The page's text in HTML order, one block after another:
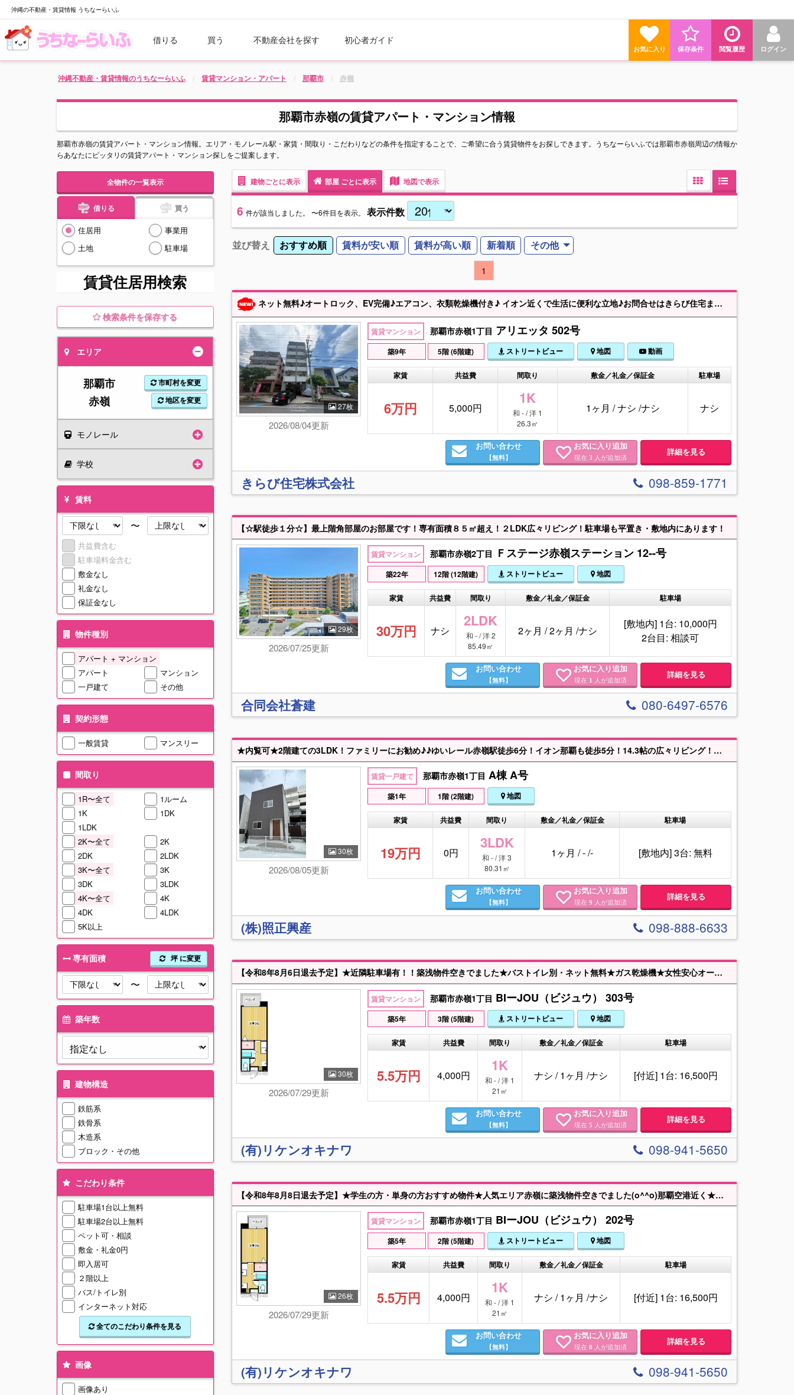
沖縄の不動産・賃貸情報 うちなーらいふ
借りる 買う 不動産会社を探す 初心者ガイド
ログイン
閲覧履歴
保存条件
お気に入り
沖縄不動産・賃貸情報のうちなーらいふ 賃貸マンション・アパート 那覇市 赤嶺
那覇市赤嶺の賃貸アパート・マンション情報
那覇市赤嶺の賃貸アパート・マンション情報。エリア・モノレール駅・家賃・間取り・こだわりなどの条件を指定することで、ご希望に合う賃貸物件をお探しできます。うちなーらいふでは那覇市赤嶺周辺の情報か
らあなたにピッタリの賃貸アパート・マンション探しをご提案します。
全物件の一覧表示
借りる 買う
住居用
事業用
土地
駐車場
賃貸住居用検索
検索条件を保存する
エリア
那覇市 市町村を変更
赤嶺 地区を変更
モノレール
学校
賃料
〜
共益費含む
駐車場料金含む
敷金なし
礼金なし
保証金なし
物件種別
アパート + マンション
アパート
マンション
一戸建て
その他
契約形態
一般賃貸 マンスリー
間取り
1R〜全て
1ルーム
1K
1DK
1LDK
2K〜全て
2K
2DK
2LDK
3K〜全て
3K
3DK
3LDK
4K〜全て
4K
4DK
4LDK
5K以上
専有面積 坪 に変更
〜
築年数
建物構造
鉄筋系
鉄骨系
木造系
ブロック・その他
こだわり条件
駐車場1台以上無料
駐車場2台以上無料
ペット可・相談
敷金・礼金0円
即入居可
２階以上
バス/トイレ別
インターネット対応
全てのこだわり条件を見る
画像
画像あり
建物ごとに表示 部屋ごとに表示 地図で表示
6 件が該当しました。 〜6件目を表示。 表示件数
並び替え おすすめ順 賃料が安い順 賃料が高い順 新着順 その他
1
ネット無料♪オートロック、EV完備♪エアコン、衣類乾燥機付き♪ イオン近くで生活に便利な立地♪お問合せはきらび住宅まで！098-859-1771
27枚
2026/08/04更新
賃貸マンション 那覇市赤嶺1丁目 アリエッタ 502号
築9年 5階 (6階建) ストリートビュー 地図 動画
家賃 共益費 間取り 敷金／礼金／保証金 駐車場
6万円 5,000円
1K
和 - / 洋 1
26.3㎡
1ヶ月 /ナシ /ナシ ナシ
お問い合わせ
【無料】
お気に入り追加
現在3 人が追加済 詳細を見る
きらび住宅株式会社 098-859-1771
【☆駅徒歩１分☆】最上階角部屋のお部屋です！専有面積８５㎡超え！２LDK広々リビング！駐車場も平置き・敷地内にあります！
29枚
2026/07/25更新
賃貸マンション 那覇市赤嶺2丁目 Ｆステージ赤嶺ステーション 12--号
築22年 12階 (12階建) ストリートビュー 地図
家賃 共益費 間取り 敷金／礼金／保証金 駐車場
30万円 ナシ
2LDK
和 - / 洋 2
85.49㎡
2ヶ月 /2ヶ月 /ナシ
[敷地内] 1台: 10,000円
2台目: 相談可
お問い合わせ
【無料】
お気に入り追加
現在 1 人が追加済 詳細を見る
合同会社蒼建 080-6497-6576
★内覧可★2階建ての3LDK！ファミリーにお勧め♪♪ゆいレール赤嶺駅徒歩6分！イオン那覇も徒歩5分！14.3帖の広々リビング！対面キッチンです♪エアコン付きで夏も涼しい♪※非設備システムキッチンで3つ口コンロ付きです！カラーモニターホンでお客様の顔が見れます♪脱衣所にガス衣類乾燥機＆室内物干し設置予定なので、雨の日のお洗濯も安心ですね！BS付きです！独立洗面台もありますよ♪浴槽もありますのでゆっくりお風呂に入れますね♪トイレは1階と2階にあるので家族が多い方も安心！★収納豊富★リビングに収納あり！キッチンの床下にも収納があるので、お荷物の多い方にもうれしいですね！2階の各お部屋にも収納ありますよ！
30枚
2026/08/05更新
賃貸一戸建て 那覇市赤嶺1丁目 A棟 A号
築1年 1階 (2階建) 地図
家賃 共益費 間取り 敷金／礼金／保証金 駐車場
19万円 0円
3LDK
和 - / 洋 3
80.31㎡
1ヶ月 /-/- [敷地内] 3台: 無料
お問い合わせ
【無料】
お気に入り追加
現在9 人が追加済 詳細を見る
(株)照正興産 098-888-6633
【令和8年8月6日退去予定】★近隣駐車場有！！築浅物件空きでました★バストイレ別・ネット無料★ガス乾燥機★女性安心オートロック付き★近隣にはスーパー・コンビニ・ドラッグストアあります♪
30枚
2026/07/29更新
賃貸マンション 那覇市赤嶺1丁目 BIーJOU（ビジュウ） 303号
築5年 3階 (5階建) ストリートビュー 地図
家賃 共益費 間取り 敷金／礼金／保証金 駐車場
5.5万円 4,000円
1K
和 - / 洋 1
21㎡
ナシ / 1ヶ月 /ナシ [付近] 1台: 16,500円
お問い合わせ
【無料】
お気に入り追加
現在5 人が追加済 詳細を見る
(有)リケンオキナワ 098-941-5650
【令和8年8月8日退去予定】★学生の方・単身の方おすすめ物件★人気エリア赤嶺に築浅物件空きでました(o^^o)那覇空港近く★イオン那覇店まで徒歩５分★ドラッグストア・コンビニ何でもそろう地域です★★バストイレ別・ネット無料★ガス乾燥機★女性安心オートロック付き★近隣にはスーパー・コンビニ・ドラックストア・モノレール駅も近くで生活便利な立地★
26枚
2026/07/29更新
賃貸マンション 那覇市赤嶺1丁目 BIーJOU（ビジュウ） 202号
築5年 2階 (5階建) ストリートビュー 地図
家賃 共益費 間取り 敷金／礼金／保証金 駐車場
5.5万円 4,000円
1K
和 - / 洋 1
21㎡
ナシ / 1ヶ月 /ナシ [付近] 1台: 16,500円
お問い合わせ
【無料】
お気に入り追加
現在8 人が追加済 詳細を見る
(有)リケンオキナワ 098-941-5650